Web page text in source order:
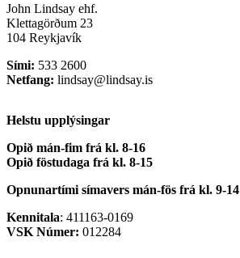
John Lindsay ehf.
Klettagörðum 23
104 Reykjavík
Sími: 533 2600
Netfang: lindsay@lindsay.is
Helstu upplýsingar
Opið mán-fim frá kl. 8-16
Opið föstudaga frá kl. 8-15
Opnunartími símavers mán-fös frá kl. 9-14
Kennitala: 411163-0169
VSK Númer: 012284